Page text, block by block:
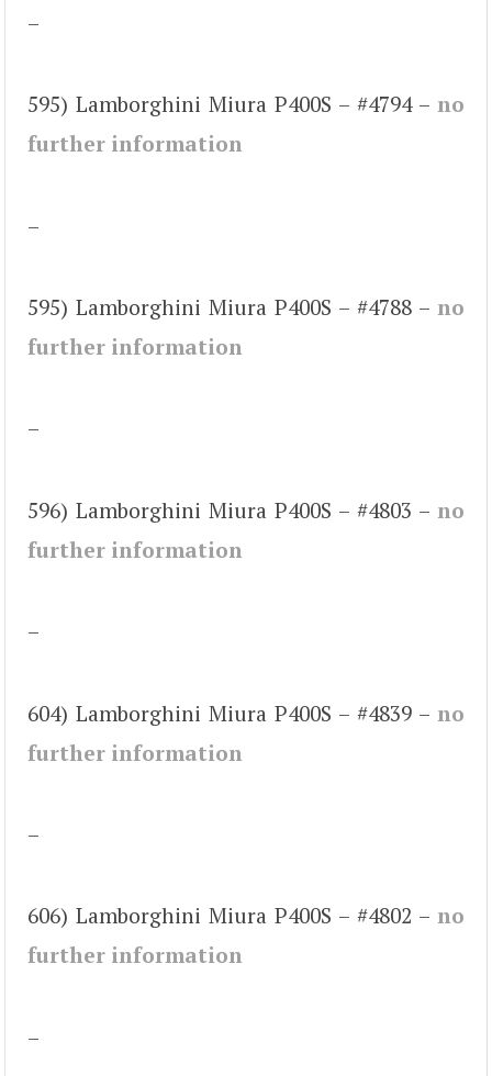
–
595) Lamborghini Miura P400S – #4794 – no
further information
–
595) Lamborghini Miura P400S – #4788 – no
further information
–
596) Lamborghini Miura P400S – #4803 – no
further information
–
604) Lamborghini Miura P400S – #4839 – no
further information
–
606) Lamborghini Miura P400S – #4802 – no
further information
–